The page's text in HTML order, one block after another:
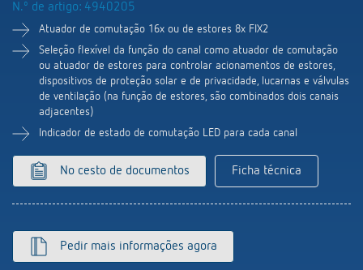
N.º de artigo: 4940205
Atuador de comutação 16x ou de estores 8x FIX2
Seleção flexível da função do canal como atuador de comutação
ou atuador de estores para controlar acionamentos de estores,
dispositivos de proteção solar e de privacidade, lucarnas e válvulas
de ventilação (na função de estores, são combinados dois canais
adjacentes)
Indicador de estado de comutação LED para cada canal
No cesto de documentos Ficha técnica
Pedir mais informações agora